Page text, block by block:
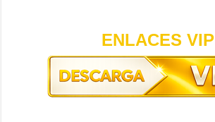
ENLACES VIP